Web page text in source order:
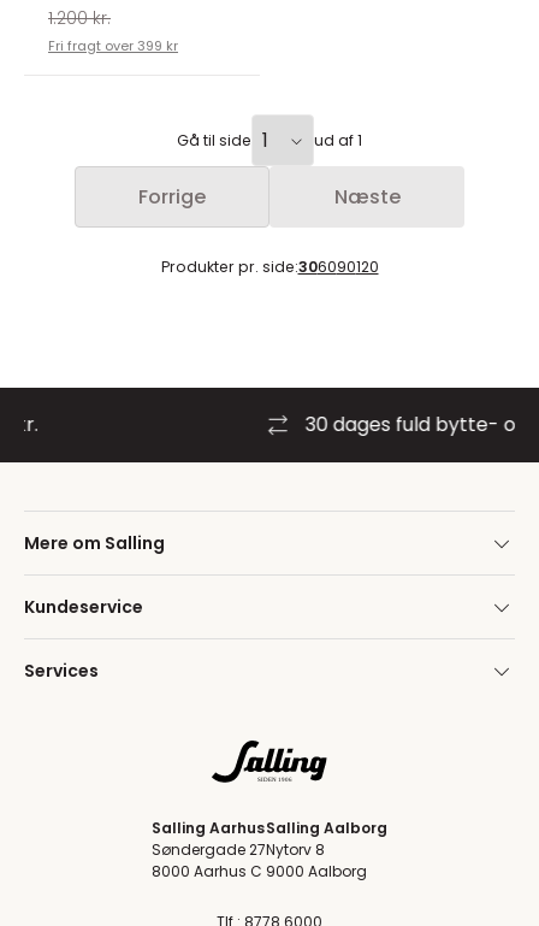
1.200 kr.
Fri fragt over 399 kr
Gå til side ud af 1
Forrige Næste
Produkter pr. side:306090120
30 dages fuld bytte- og retur
Mere om Salling
Kundeservice
Services
Salling Aarhus
Søndergade 27
8000 Aarhus C
Salling Aalborg
Nytorv 8
9000 Aalborg
Tlf.: 8778 6000